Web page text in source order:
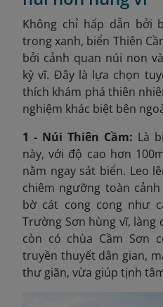
Không chỉ hấp dẫn bởi
trong xanh, biển Thiên
bởi cảnh quan núi non
kỳ vĩ. Đây là lựa chọn
thích khám phá thiên
nghiệm khác biệt bên
1 - Núi Thiên Cầm: Là
này, với độ cao hơn
nằm ngay sát biển. Leo
chiêm ngưỡng toàn
bờ cát cong cong như
Trường Sơn hùng vĩ,
còn có chùa Cầm Sơn
truyền thuyết dân gian,
thư giãn, vừa giúp tịnh